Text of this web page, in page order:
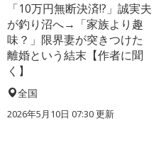
「10万円無断決済!?」誠実夫
が釣り沼へ→「家族より趣
味？」限界妻が突きつけた
離婚という結末【作者に聞
く】
全国
2026年5月10日 07:30 更新